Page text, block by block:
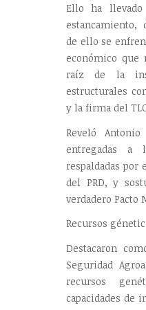
Ello ha
estancamiento,
de ello se
económico que
raíz de la
estructurales
y la firma del
Reveló
entregadas a
respaldadas por
del PRD, y
verdadero Pacto
Recursos
Destacaron
Seguridad
recursos
capacidades de